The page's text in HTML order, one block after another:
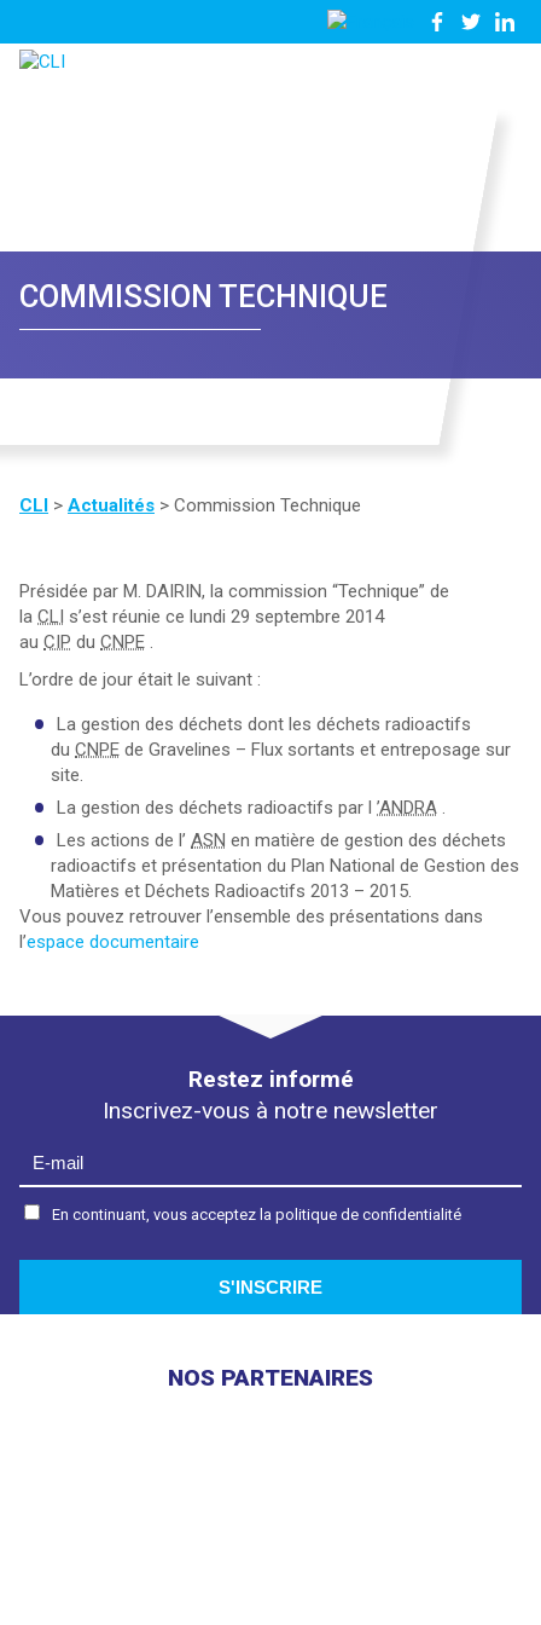
28
23
contacter
COMMISSION TECHNIQUE
CLI > Actualités > Commission Technique
Présidée par M. DAIRIN, la commission “Technique” de
la CLI s’est réunie ce lundi 29 septembre 2014
au CIP du CNPE .
L’ordre de jour était le suivant :
La gestion des déchets dont les déchets radioactifs
du CNPE de Gravelines – Flux sortants et entreposage sur
site.
La gestion des déchets radioactifs par l ’ANDRA .
Les actions de l’ ASN en matière de gestion des déchets
radioactifs et présentation du Plan National de Gestion des
Matières et Déchets Radioactifs 2013 – 2015.
Vous pouvez retrouver l’ensemble des présentations dans
l’espace documentaire
Restez informé
Inscrivez-vous à notre newsletter
En continuant, vous acceptez la politique de confidentialité
NOS PARTENAIRES